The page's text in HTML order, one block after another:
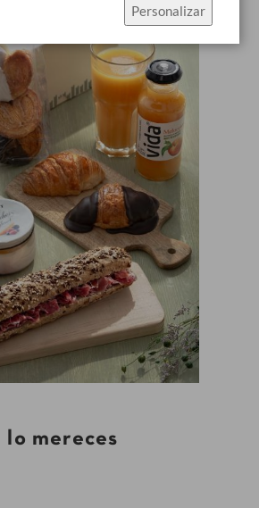
lo mereces
al sitio web o haz click en
cookies para ver los detalles de
y elegir cuáles aceptar.
cookies
Personalizar